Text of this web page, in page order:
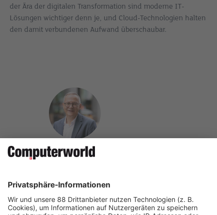
der Ära der digitalen Transformation sind moderne IT-
Lösungen wichtiger denn je, und Cloud-Technologien halten
den damit verbundenen Aufwand überschaubar.
Christian Bühlmann ist Chefredaktor der Computerworld
Herausforderungen von Unternehmen in der digitalen
Welt.